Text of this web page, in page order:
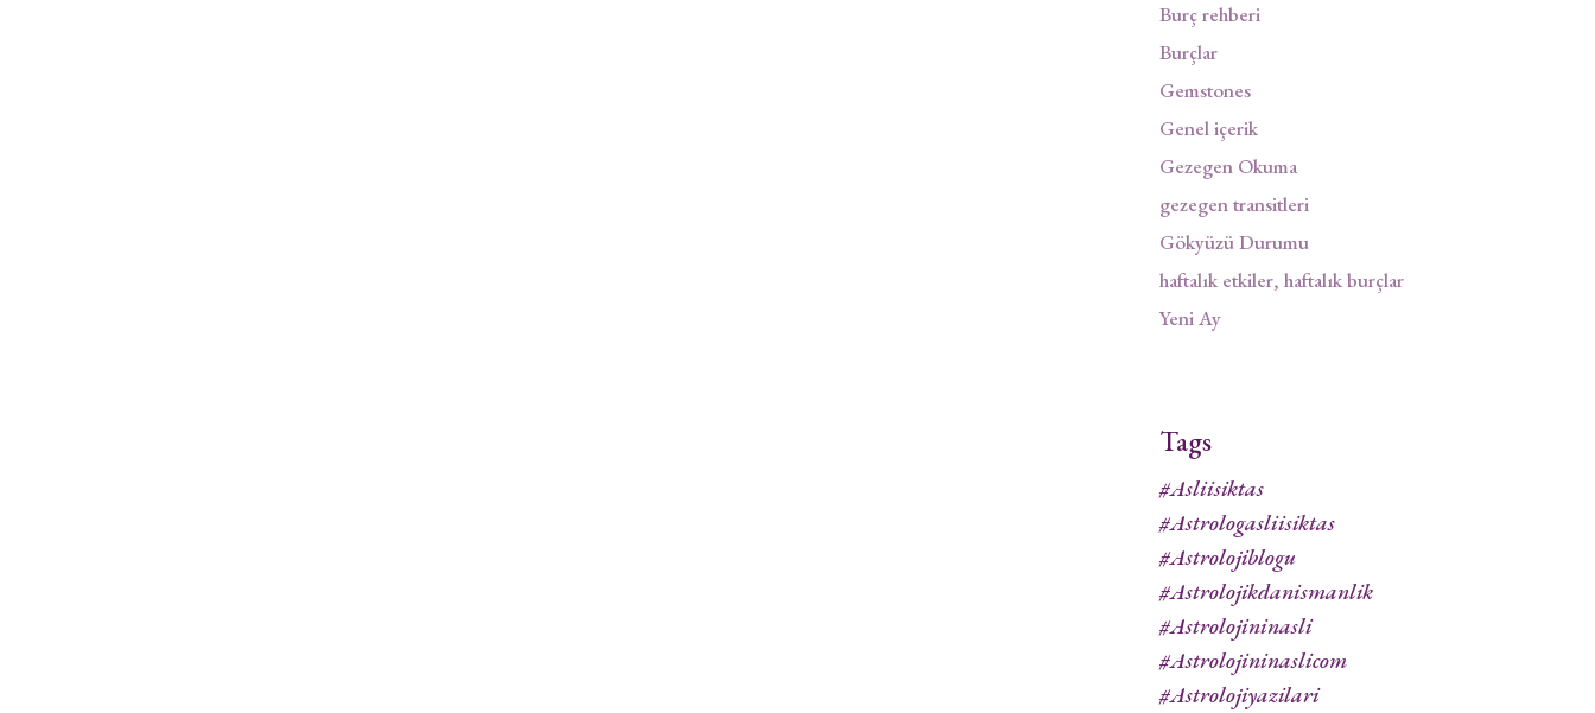
Burç rehberi
Burçlar
Gemstones
Genel içerik
Gezegen Okuma
gezegen transitleri
Gökyüzü Durumu
haftalık etkiler, haftalık burçlar
Yeni Ay
Tags
#asliisiktas
#astrologasliisiktas
#astrolojiblogu
#astrolojikdanismanlik
#astrolojininasli
#astrolojininaslicom
#astrolojiyazilari